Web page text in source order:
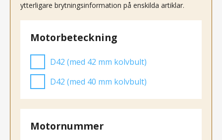
ytterligare brytningsinformation på enskilda artiklar.
Motorbeteckning
D42 (med 42 mm kolvbult)
D42 (med 40 mm kolvbult)
Motornummer